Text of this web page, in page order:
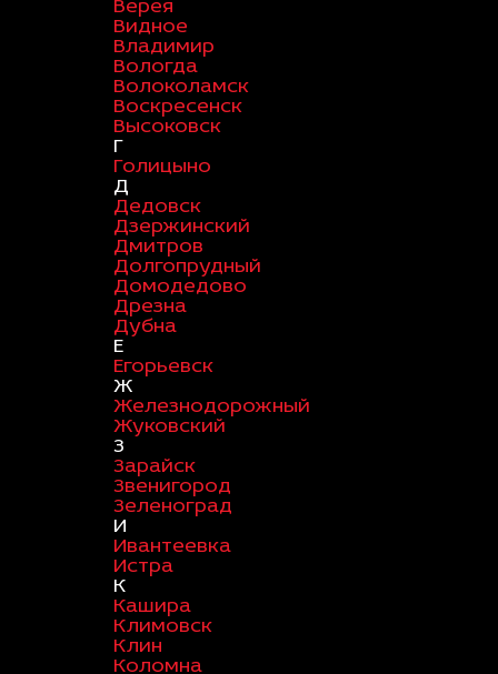
Верея
Видное
Владимир
Вологда
Волоколамск
Воскресенск
Высоковск
Г
Голицыно
Д
Дедовск
Дзержинский
Дмитров
Долгопрудный
Домодедово
Дрезна
Дубна
Е
Егорьевск
Ж
Железнодорожный
Жуковский
З
Зарайск
Звенигород
Зеленоград
И
Ивантеевка
Истра
К
Кашира
Климовск
Клин
Коломна